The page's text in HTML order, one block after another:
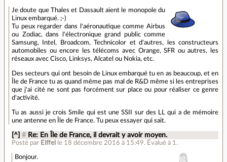
Je doute que Thales et Dassault aient le monopole du
Linux embarqué. ;-)
Tu peux regarder dans l'aéronautique comme Airbus
ou Zodiac, dans l'électronique grand public comme
Samsung, Intel, Broadcom, Technicolor et d'autres, les constructeurs
automobiles ou encore les télécoms avec Orange, SFR ou autres, les
réseaux avec Cisco, Linksys, Alcatel ou Nokia, etc.
Des secteurs qui ont besoin de Linux embarqué tu en as beaucoup, et en
Île de France tu as quand même pas mal de R&D même si les entreprises
que j'ai cité ne sont pas forcément sur place ou pour réaliser ce genre
d'activité.
Tu as aussi je crois Smile qui est une SSII sur des LL qui a de mémoire
une antenne en Île de France. Tu peux essayer qui sait.
[^] # Re: En Île de France, il devrait y avoir moyen.
Posté par Eiffel le 18 décembre 2016 à 15:49. Évalué à 1 .
Bonjour.